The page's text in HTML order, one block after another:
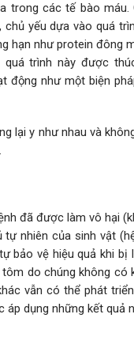
trong các tế bào
yếu dựa vào quá
hạn như protein đông
trình này được
động như một biện
lại y như nhau và
đã được làm vô hại
nhiên của sinh vật
bảo vệ hiệu quả khi
do chúng không có
vẫn có thể phát
dụng những kết quả